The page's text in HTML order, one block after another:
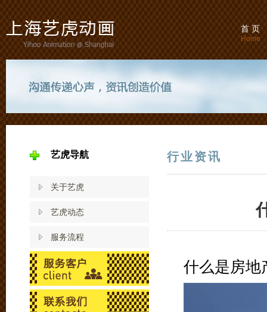
首 页
Home
艺虎导航
关于艺虎
艺虎动态
服务流程
行业资讯
什么是房地